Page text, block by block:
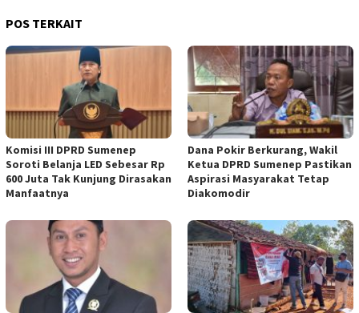
POS TERKAIT
Komisi III DPRD Sumenep
Soroti Belanja LED Sebesar Rp
600 Juta Tak Kunjung Dirasakan
Manfaatnya
Dana Pokir Berkurang, Wakil
Ketua DPRD Sumenep Pastikan
Aspirasi Masyarakat Tetap
Diakomodir